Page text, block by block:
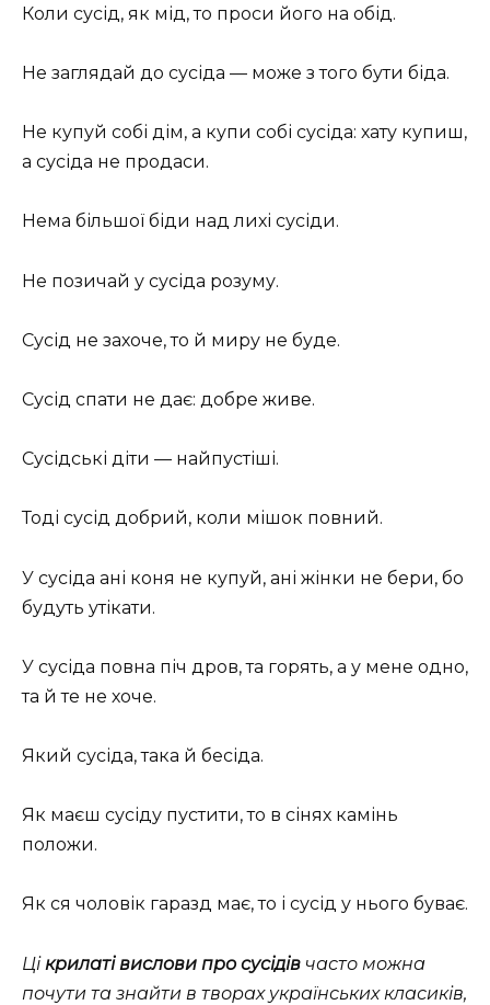
Коли сусід, як мід, то проси його на обід.
Не заглядай до сусіда — може з того бути біда.
Не купуй собі дім, а купи собі сусіда: хату купиш,
а сусіда не продаси.
Нема більшої біди над лихі сусіди.
Не позичай у сусіда розуму.
Сусід не захоче, то й миру не буде.
Сусід спати не дає: добре живе.
Сусідські діти — найпустіші.
Тоді сусід добрий, коли мішок повний.
У сусіда ані коня не купуй, ані жінки не бери, бо
будуть утікати.
У сусіда повна піч дров, та горять, а у мене одно,
та й те не хоче.
Який сусіда, така й бесіда.
Як маєш сусіду пустити, то в сінях камінь
положи.
Як ся чоловік гаразд має, то і сусід у нього буває.
Ці крилаті вислови про сусідів часто можна
почути та знайти в творах українських класиків,